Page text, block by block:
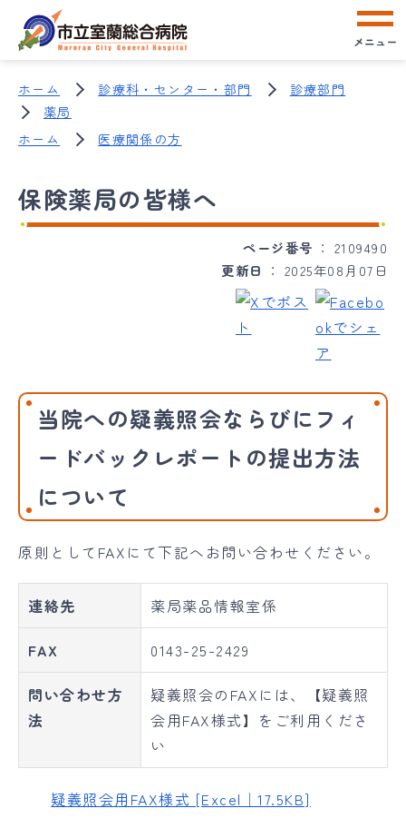
メニュー
ホーム 診療科・センター・部門
診療部門
薬局
ホーム
医療関係の方
保険薬局の皆様へ
ページ番号
2109490
更新日
2025年08月07日
当院への疑義照会ならびにフィ
ードバックレポートの提出方法
について
原則としてFAXにて下記へお問い合わせください。
連絡先 薬局薬品情報室係
FAX 0143-25-2429
問い合わせ方
法
疑義照会のFAXには、【疑義照
会用FAX様式】をご利用くださ
い
疑義照会用FAX様式 [Excel｜17.5KB]